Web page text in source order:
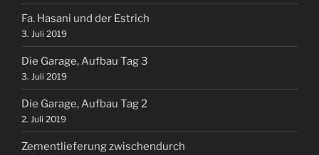
Fa. Hasani und der Estrich
3. Juli 2019
Die Garage, Aufbau Tag 3
3. Juli 2019
Die Garage, Aufbau Tag 2
2. Juli 2019
Zementlieferung zwischendurch